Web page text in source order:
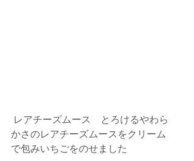
かさのレアチーズムースをクリーム
で包みいちごをのせました